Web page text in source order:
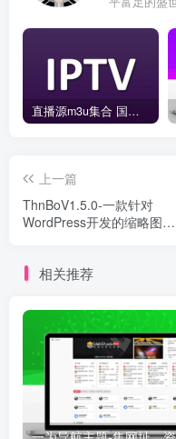
直播源m3u集合 国内外直播源-IPTV URL TVBOX
上一篇
ThnBoV1.5.0-一款针对
WordPress开发的缩略图美
相关推荐